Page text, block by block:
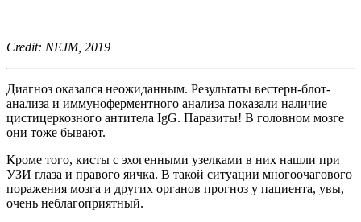
Credit: NEJM, 2019
Диагноз оказался неожиданным. Результаты вестерн-блот-
анализа и иммуноферментного анализа показали наличие
цистицеркозного антитела IgG. Паразиты! В головном мозге
они тоже бывают.
Кроме того, кисты с эхогенными узелками в них нашли при
УЗИ глаза и правого яичка. В такой ситуации многоочагового
поражения мозга и других органов прогноз у пациента, увы,
очень неблагоприятный.